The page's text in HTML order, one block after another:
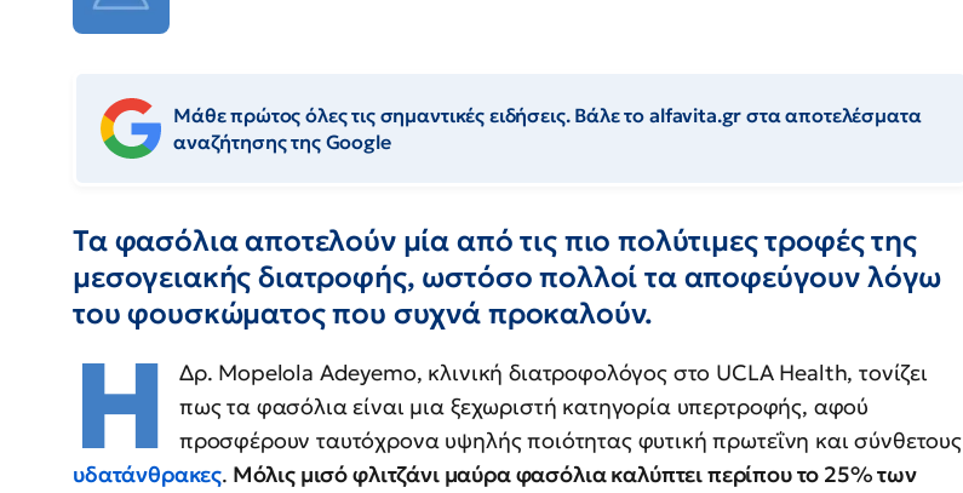
Μάθε πρώτος όλες τις σημαντικές ειδήσεις. Βάλε το alfavita.gr στα αποτελέσματα
αναζήτησης της Google
Τα φασόλια αποτελούν μία από τις πιο πολύτιμες τροφές της
μεσογειακής διατροφής, ωστόσο πολλοί τα αποφεύγουν λόγω
του φουσκώματος που συχνά προκαλούν.
Η
Δρ. Mopelola Adeyemo, κλινική διατροφολόγος στο UCLA Health, τονίζει
πως τα φασόλια είναι μια ξεχωριστή κατηγορία υπερτροφής, αφού
προσφέρουν ταυτόχρονα υψηλής ποιότητας φυτική πρωτεΐνη και σύνθετους
υδατάνθρακες. Μόλις μισό φλιτζάνι μαύρα φασόλια καλύπτει περίπου το 25% των